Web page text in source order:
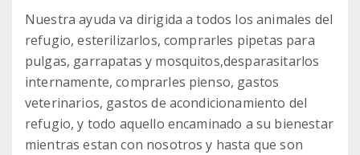
Nuestra ayuda va dirigida a todos los animales del
refugio, esterilizarlos, comprarles pipetas para
pulgas, garrapatas y mosquitos,desparasitarlos
internamente, comprarles pienso, gastos
veterinarios, gastos de acondicionamiento del
refugio, y todo aquello encaminado a su bienestar
mientras estan con nosotros y hasta que son